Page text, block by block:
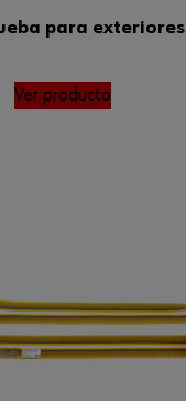
para exteriores
Ver producto